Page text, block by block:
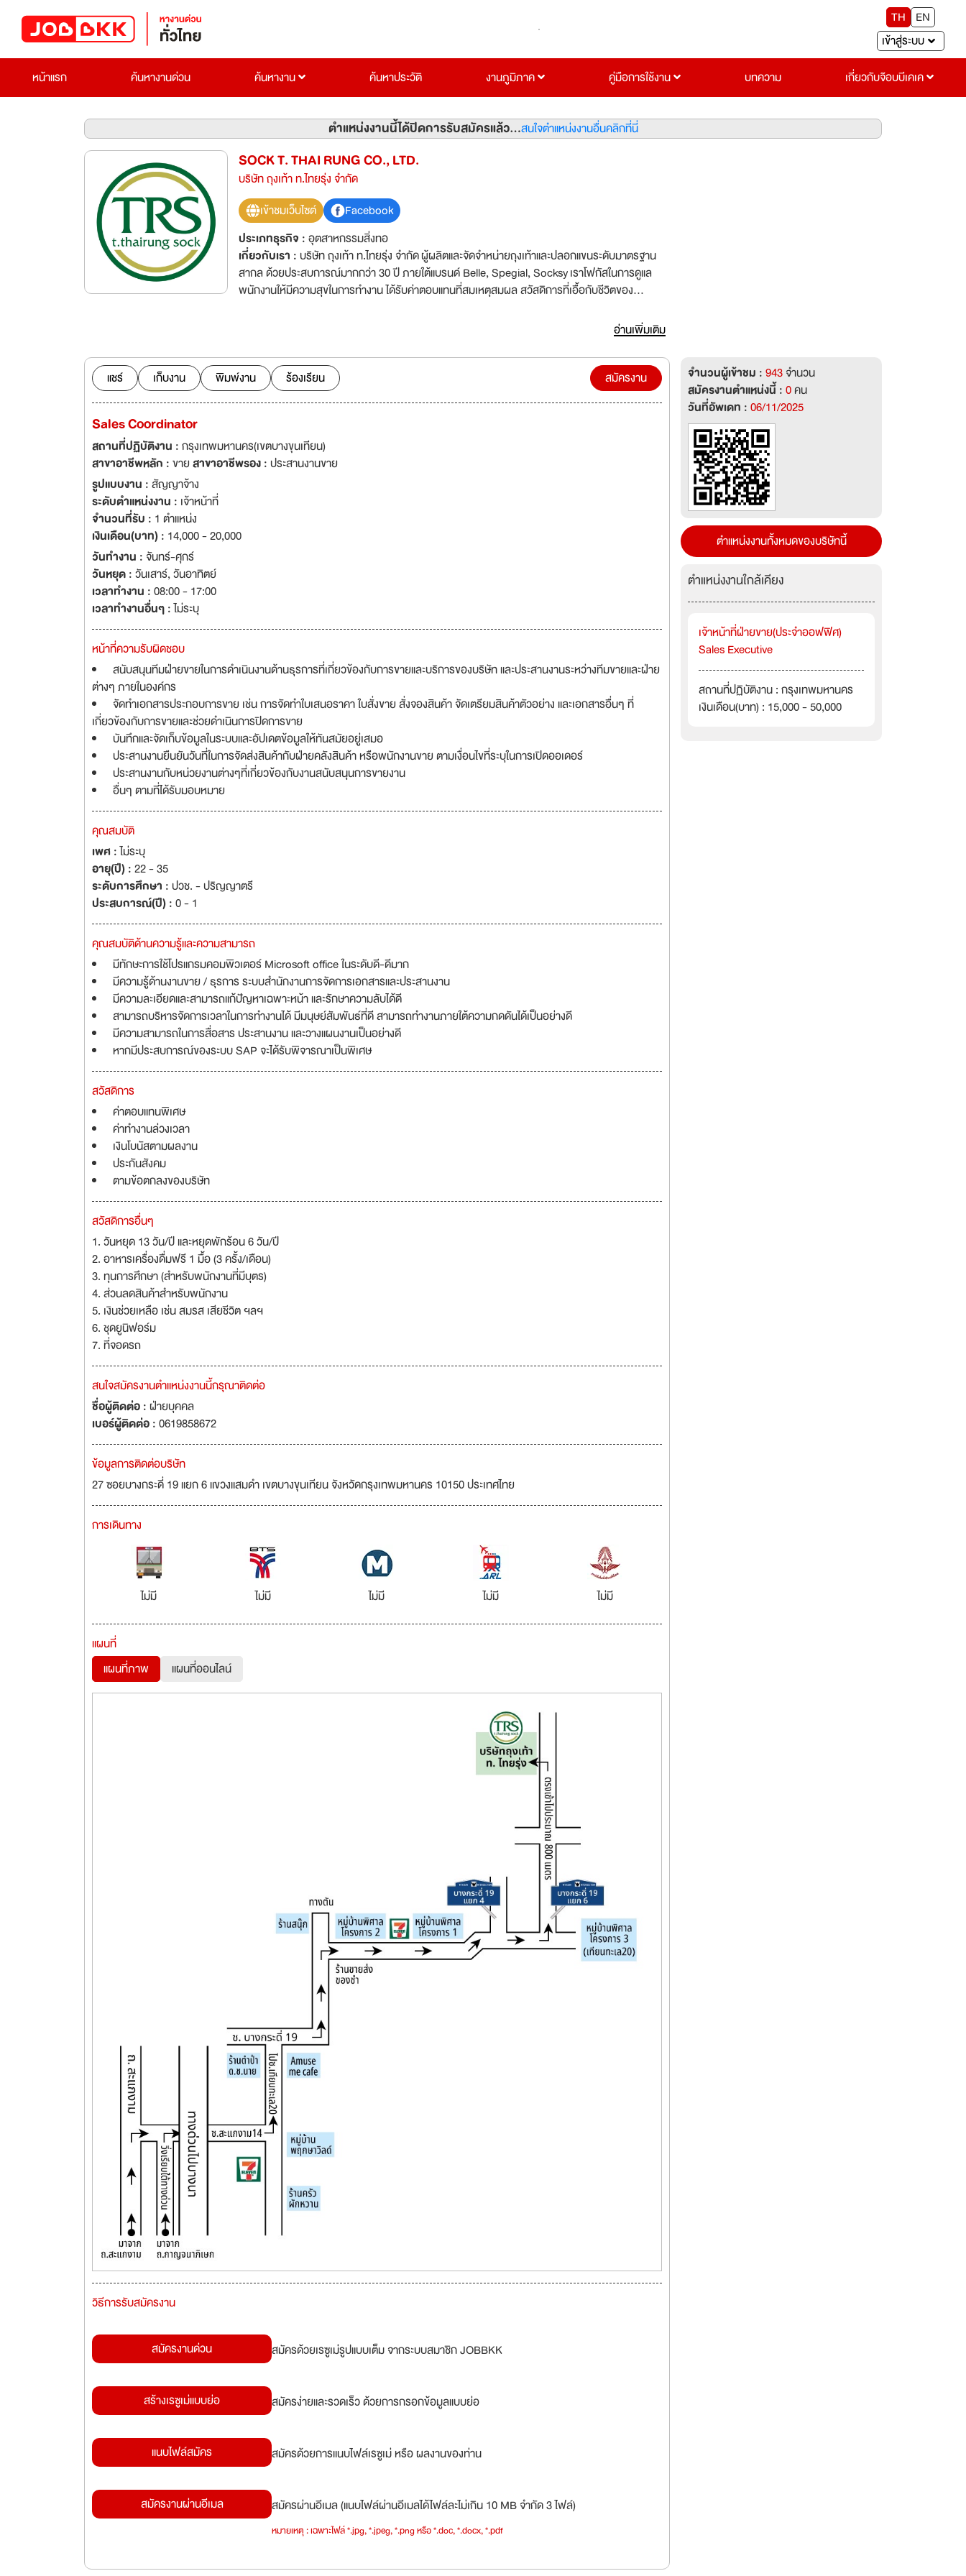
TH
EN
เข้าสู่ระบบ
หน้าแรก
ค้นหางานด่วน ค้นหางาน ค้นหาประวัติ งานภูมิภาค คู่มือการใช้งาน บทความ เกี่ยวกับจ๊อบบีเคเค
ตำแหน่งงานนี้ได้ปิดการรับสมัครแล้ว...สนใจตำแหน่งงานอื่นคลิกที่นี่
SOCK T. THAI RUNG CO., LTD.
บริษัท ถุงเท้า ท.ไทยรุ่ง จำกัด
เข้าชมเว็บไซต์
Facebook
ประเภทธุรกิจ :อุตสาหกรรมสิ่งทอ
เกี่ยวกับเรา :บริษัท ถุงเท้า ท.ไทยรุ่ง จำกัด ผู้ผลิตและจัดจำหน่ายถุงเท้าและปลอกแขนระดับมาตรฐาน
สากล ด้วยประสบการณ์มากกว่า 30 ปี ภายใต้แบรนด์ Belle, Spegial, Socksy เราโฟกัสในการดูแล
พนักงานให้มีความสุขในการทำงาน ได้รับค่าตอบแทนที่สมเหตุสมผล สวัสดิการที่เอื้อกับชีวิตของ
การทำงาน ทุกคนร่วมมือกันทำงานในแบบทีมเวิร์คคือช่วยเหลือซึ่งกันและกันเพื่อให้การทำงานเป็นไปอย่าง
ราบรื่นและมีประสิทธิภาพมากที่สุด เราอยากให้พนักงานยึดถือความสำเร็จและความพอใจสูงสุดของ
ลูกค้าเป็นหัวใจของการทำงาน
อ่านเพิ่มเติม
แชร์ เก็บงาน พิมพ์งาน ร้องเรียน สมัครงาน
Sales Coordinator
สถานที่ปฏิบัติงาน :กรุงเทพมหานคร(เขตบางขุนเทียน)
สาขาอาชีพหลัก :ขายสาขาอาชีพรอง :ประสานงานขาย
รูปแบบงาน :สัญญาจ้าง
ระดับตำแหน่งงาน : เจ้าหน้าที่
จำนวนที่รับ : 1 ตำแหน่ง
เงินเดือน(บาท) : 14,000 - 20,000
วันทำงาน : จันทร์-ศุกร์
วันหยุด :วันเสาร์,วันอาทิตย์
เวลาทำงาน :08:00 - 17:00
เวลาทำงานอื่นๆ :ไม่ระบุ
หน้าที่ความรับผิดชอบ
สนับสนุนทีมฝ่ายขายในการดำเนินงานด้านธุรการที่เกี่ยวข้องกับการขายและบริการของบริษัท และประสานงานระหว่างทีมขายและฝ่าย
ต่างๆ ภายในองค์กร
จัดทำเอกสารประกอบการขาย เช่น การจัดทำใบเสนอราคา ใบสั่งขาย สั่งจองสินค้า จัดเตรียมสินค้าตัวอย่าง และเอกสารอื่นๆ ที่
เกี่ยวข้องกับการขายและช่วยดำเนินการปิดการขาย
บันทึกและจัดเก็บข้อมูลในระบบและอัปเดตข้อมูลให้ทันสมัยอยู่เสมอ
ประสานงานยืนยันวันที่ในการจัดส่งสินค้ากับฝ่ายคลังสินค้า หรือพนักงานขาย ตามเงื่อนไขที่ระบุในการเปิดออเดอร์
ประสานงานกับหน่วยงานต่างๆที่เกี่ยวข้องกับงานสนับสนุนการขายงาน
อื่นๆ ตามที่ได้รับมอบหมาย
คุณสมบัติ
เพศ :ไม่ระบุ
อายุ(ปี) :22 - 35
ระดับการศึกษา :ปวช. - ปริญญาตรี
ประสบการณ์(ปี) :0 - 1
คุณสมบัติด้านความรู้และความสามารถ
มีทักษะการใช้โปรแกรมคอมพิวเตอร์ Microsoft office ในระดับดี-ดีมาก
มีความรู้ด้านงานขาย / ธุรการ ระบบสำนักงานการจัดการเอกสารและประสานงาน
มีความละเอียดและสามารถแก้ปัญหาเฉพาะหน้า และรักษาความลับได้ดี
สามารถบริหารจัดการเวลาในการทำงานได้ มีมนุษย์สัมพันธ์ที่ดี สามารถทำงานภายใต้ความกดดันได้เป็นอย่างดี
มีความสามารถในการสื่อสาร ประสานงาน และวางแผนงานเป็นอย่างดี
หากมีประสบการณ์ของระบบ SAP จะได้รับพิจารณาเป็นพิเศษ
สวัสดิการ
ค่าตอบแทนพิเศษ
ค่าทำงานล่วงเวลา
เงินโบนัสตามผลงาน
ประกันสังคม
ตามข้อตกลงของบริษัท
สวัสดิการอื่นๆ
1. วันหยุด 13 วัน/ปี และหยุดพักร้อน 6 วัน/ปี
2. อาหารเครื่องดื่มฟรี 1 มื้อ (3 ครั้ง/เดือน)
3. ทุนการศึกษา (สำหรับพนักงานที่มีบุตร)
4. ส่วนลดสินค้าสำหรับพนักงาน
5. เงินช่วยเหลือ เช่น สมรส เสียชีวิต ฯลฯ
6. ชุดยูนิฟอร์ม
7. ที่จอดรถ
สนใจสมัครงานตำแหน่งงานนี้กรุณาติดต่อ
ชื่อผู้ติดต่อ :ฝ่ายบุคคล
เบอร์ผู้ติดต่อ :0619858672
ข้อมูลการติดต่อบริษัท
27 ซอยบางกระดี่ 19 แยก 6 แขวงแสมดำ เขตบางขุนเทียน จังหวัดกรุงเทพมหานคร 10150 ประเทศไทย
การเดินทาง
ไม่มี ไม่มี ไม่มี ไม่มี ไม่มี
แผนที่
แผนที่ภาพ
แผนที่ออนไลน์
วิธีการรับสมัครงาน
สมัครงานด่วน สมัครด้วยเรซูเม่รูปแบบเต็ม จากระบบสมาชิก JOBBKK
สร้างเรซูเม่แบบย่อ สมัครง่ายและรวดเร็ว ด้วยการกรอกข้อมูลแบบย่อ
แนบไฟล์สมัคร สมัครด้วยการแนบไฟล์เรซูเม่ หรือ ผลงานของท่าน
สมัครงานผ่านอีเมล สมัครผ่านอีเมล (แนบไฟล์ผ่านอีเมลได้ไฟล์ละไม่เกิน 10 MB จำกัด 3 ไฟล์)
หมายเหตุ : เฉพาะไฟล์ *.jpg, *.jpeg, *.png หรือ *.doc, *.docx, *.pdf
จำนวนผู้เข้าชม :943จำนวน
สมัครงานตำแหน่งนี้ :0คน
วันที่อัพเดท :06/11/2025
ตำแหน่งงานทั้งหมดของบริษัทนี้
ตำแหน่งงานใกล้เคียง
เจ้าหน้าที่ฝ่ายขาย(ประจำออฟฟิศ)
Sales Executive
สถานที่ปฏิบัติงาน : กรุงเทพมหานคร
เงินเดือน(บาท) : 15,000 - 50,000